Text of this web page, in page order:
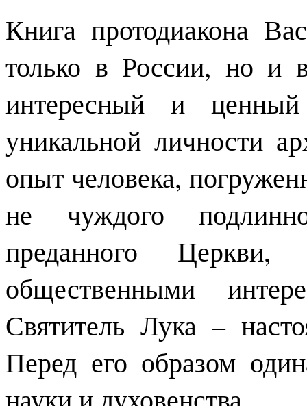
Книга протодиакона
только в России, но и
интересный и
уникальной личности
опыт человека,
не чуждого
преданного
общественными
Святитель Лука –
Перед его образом
науки и духовенства.